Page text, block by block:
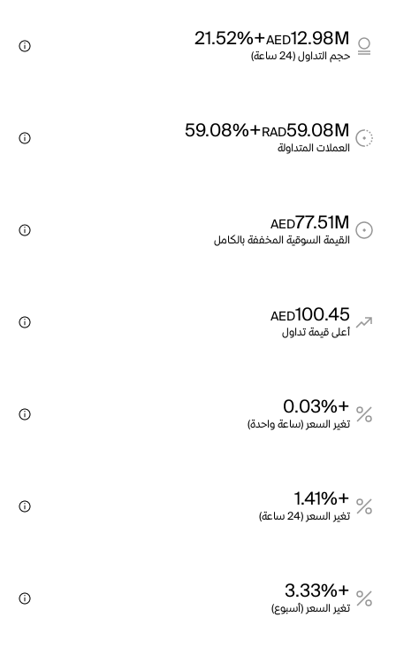
12.98M
AED
+21.52%
حجم التداول (24 ساعة)
59.08M
RAD
+59.08%
العملات المتداولة
77.51M
AED
القيمة السوقية المخففة بالكامل
100.45
AED
أعلى قيمة تداول
+0.03%
تغير السعر (ساعة واحدة)
+1.41%
تغير السعر (24 ساعة)
+3.33%
تغير السعر (أسبوع)